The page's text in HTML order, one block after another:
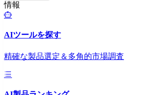
情報
AIツールを探す
精確な製品選定＆多角的市場調査